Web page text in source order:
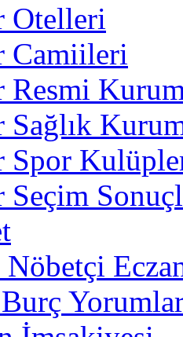
Otelleri
Camiileri
Resmi
Sağlık
Spor
Seçim